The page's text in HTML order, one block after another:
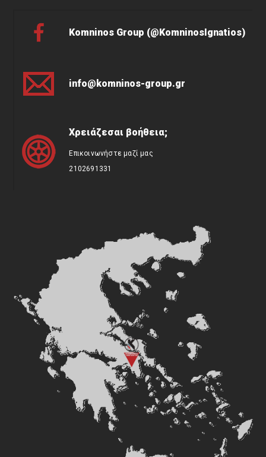
Komninos Group (@KomninosIgnatios)
info@komninos-group.gr
Χρειάζεσαι βοήθεια;
Επικοινωνήστε μαζί μας
2102691331